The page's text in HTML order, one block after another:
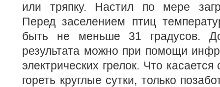
или тряпку. Настил по мере
Перед заселением птиц
быть не меньше 31 градусов.
результата можно при помощи
электрических грелок. Что
гореть круглые сутки, только